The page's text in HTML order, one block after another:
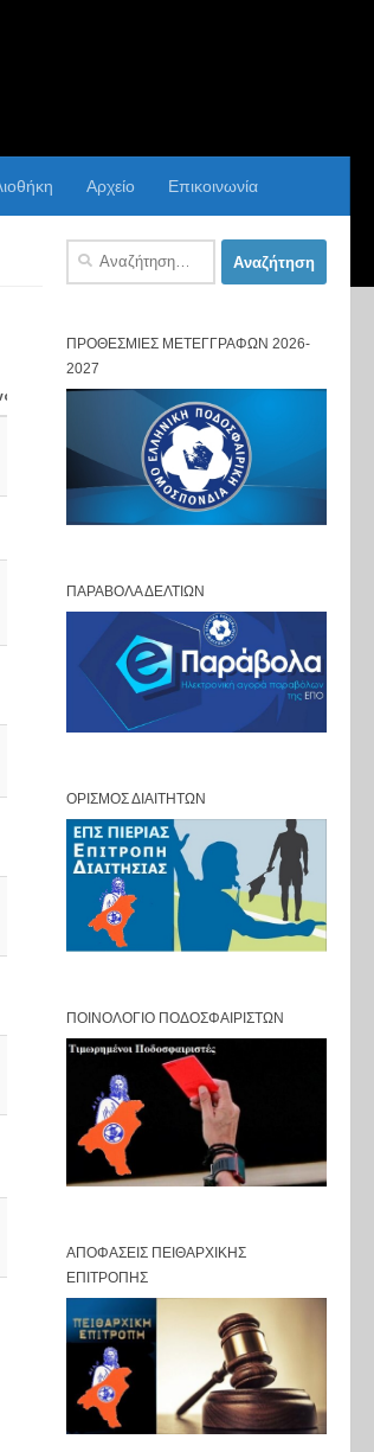
Αρχείο Επικοινωνία
Αγώνας
Αναζήτηση
ΠΡΟΘΕΣΜΊΕΣ ΜΕΤΕΓΓΡΑΦΏΝ 2026-
2027
ΠΑΡΆΒΟΛΑ ΔΕΛΤΊΩΝ
ΟΡΙΣΜΌΣ ΔΙΑΙΤΗΤΏΝ
ΠΟΙΝΟΛΌΓΙΟ ΠΟΔΟΣΦΑΙΡΙΣΤΏΝ
ΑΠΟΦΆΣΕΙΣ ΠΕΙΘΑΡΧΙΚΉΣ
ΕΠΙΤΡΟΠΉΣ